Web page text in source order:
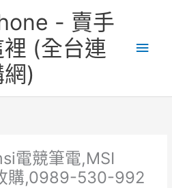
- 賣手
(全台連
)
要
單
電競筆電,MSI
購,0989-530-992